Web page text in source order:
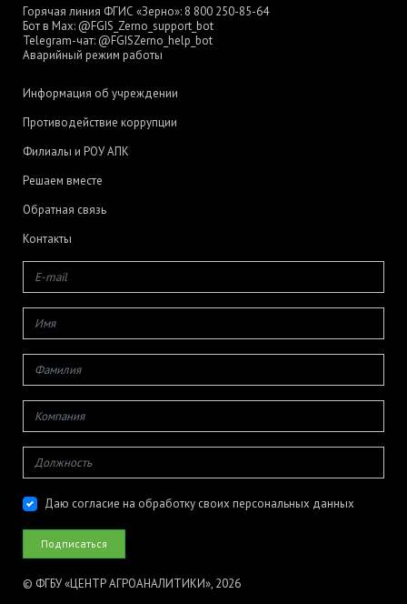
Горячая линия ФГИС «Зерно»: 8 800 250-85-64
Бот в Max: @FGIS_Zerno_support_bot
Telegram-чат: @FGISZerno_help_bot
Аварийный режим работы
Информация об учреждении
Противодействие коррупции
Филиалы и РОУ АПК
Решаем вместе
Обратная связь
Контакты
Даю согласие на обработку своих персональных данных
© ФГБУ «ЦЕНТР АГРОАНАЛИТИКИ», 2026